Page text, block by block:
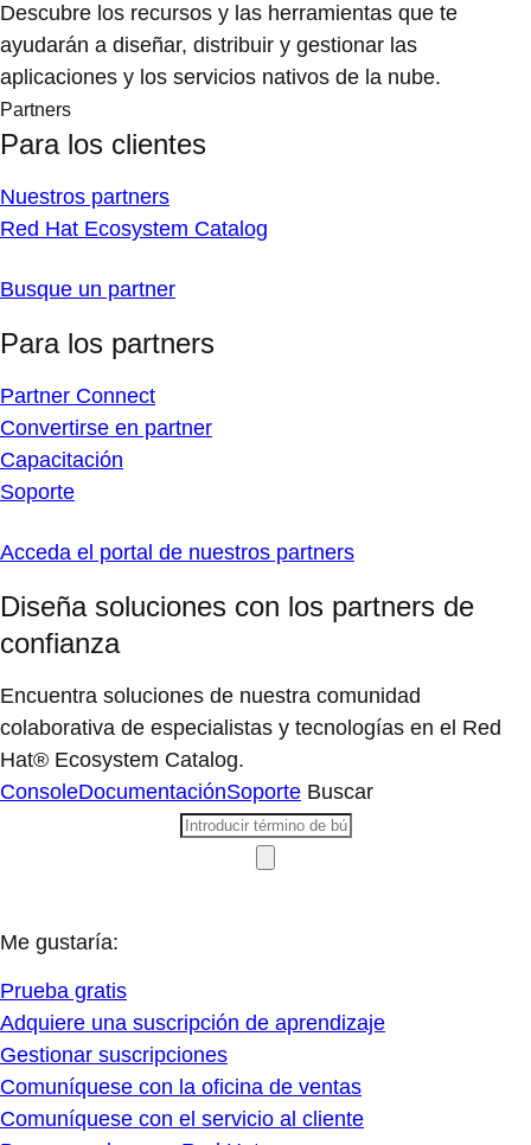
Descubre los recursos y las herramientas que te
ayudarán a diseñar, distribuir y gestionar las
aplicaciones y los servicios nativos de la nube.
Partners
Para los clientes
Nuestros partners
Red Hat Ecosystem Catalog
Busque un partner
Para los partners
Partner Connect
Convertirse en partner
Capacitación
Soporte
Acceda el portal de nuestros partners
Diseña soluciones con los partners de
confianza
Encuentra soluciones de nuestra comunidad
colaborativa de especialistas y tecnologías en el Red
Hat® Ecosystem Catalog.
ConsoleDocumentaciónSoporte Buscar
Me gustaría:
Prueba gratis
Adquiere una suscripción de aprendizaje
Gestionar suscripciones
Comuníquese con la oficina de ventas
Comuníquese con el servicio al cliente